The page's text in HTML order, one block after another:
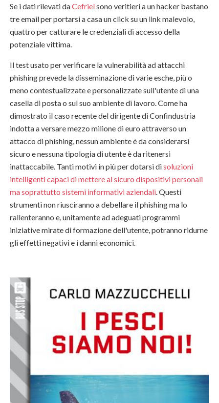
Se i dati rilevati daCefrielsono veritieri a un hacker bastano
tre email per portarsi a casa un click su un link malevolo,
quattro per catturare le credenziali di accesso della
potenziale vittima.
Il test usato per verificare la vulnerabilità ad attacchi
phishing prevede la disseminazione di varie esche, più o
meno contestualizzate e personalizzate sull'utente di una
casella di posta o sul suo ambiente di lavoro. Come ha
dimostrato il caso recente del dirigente di Confindustria
indotta a versare mezzo milione di euro attraverso un
attacco di phishing, nessun ambiente è da considerarsi
sicuro e nessuna tipologia di utente è da ritenersi
inattaccabile. Tanti motivi in più per dotarsi disoluzioni
intelligenti capaci di mettere al sicuro dispositivi personali
ma soprattutto sistemi informativi aziendali . Questi
strumenti non riusciranno a debellare il phishing ma lo
rallenteranno e, unitamente ad adeguati programmi
iniziative mirate di formazione dell'utente, potranno ridurne
gli effetti negativi e i danni economici.